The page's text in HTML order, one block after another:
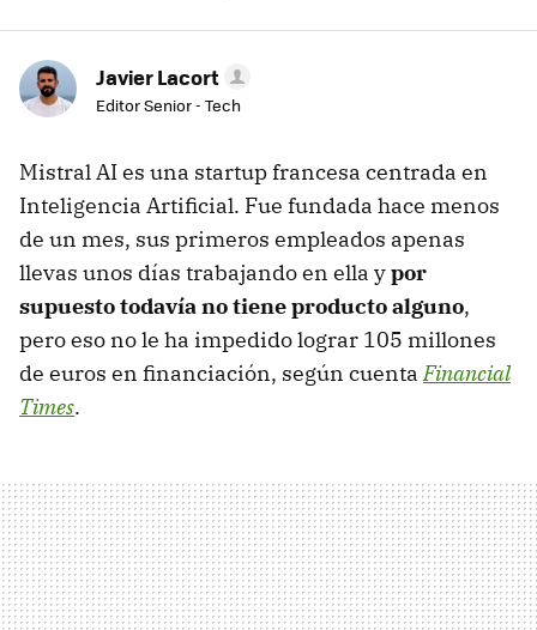
Javier Lacort
Editor Senior - Tech
Mistral AI es una startup francesa centrada en
Inteligencia Artificial. Fue fundada hace menos
de un mes, sus primeros empleados apenas
llevas unos días trabajando en ella ypor
supuesto todavía no tiene producto alguno,
pero eso no le ha impedido lograr 105 millones
de euros en financiación, según cuentaFinancial
Times.